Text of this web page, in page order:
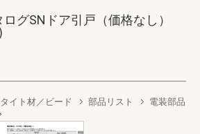
グSNドア引戸（価格なし）
イト材／ビード 部品リスト
電装部品